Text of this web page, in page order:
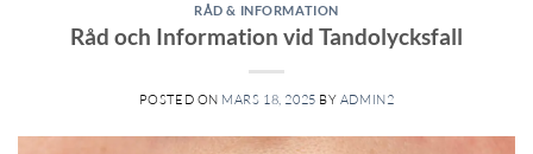
RÅD & INFORMATION
Råd och Information vid Tandolycksfall
POSTED ON MARS 18, 2025 BY ADMIN2